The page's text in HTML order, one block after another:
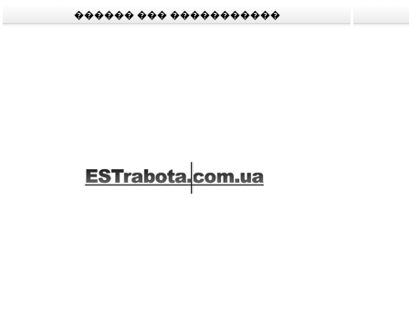
������ ��� �����������